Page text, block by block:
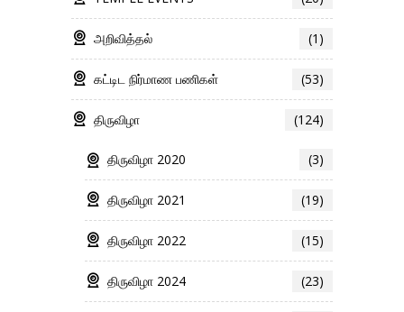
அறிவித்தல் (1)
கட்டிட நிர்மாண பணிகள் (53)
திருவிழா (124)
திருவிழா 2020 (3)
திருவிழா 2021 (19)
திருவிழா 2022 (15)
திருவிழா 2024 (23)